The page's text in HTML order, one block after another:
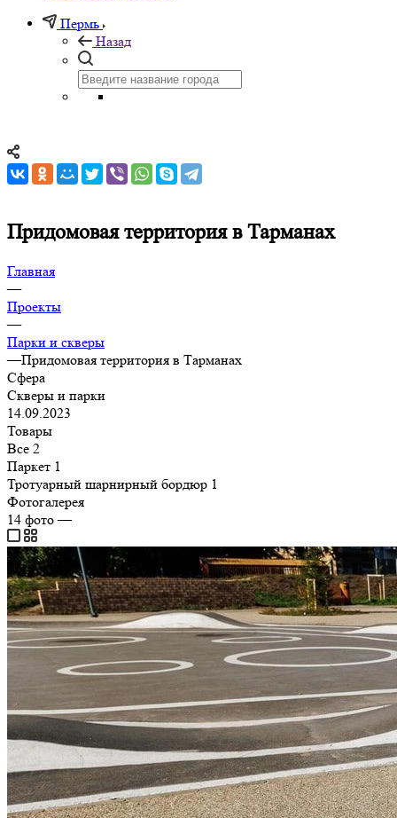
Пермь
Назад
Придомовая территория в Тарманах
Главная
—
Проекты
—
Парки и скверы
—Придомовая территория в Тарманах
Сфера
Скверы и парки
14.09.2023
Товары
Все 2
Паркет 1
Тротуарный шарнирный бордюр 1
Фотогалерея
14 фото—